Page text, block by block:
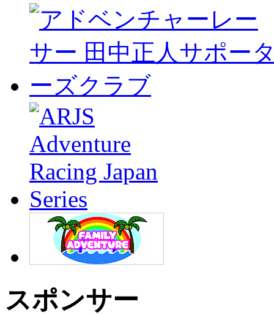
スポンサー